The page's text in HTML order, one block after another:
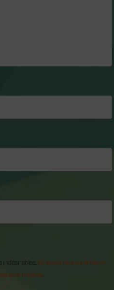
En savoir plus sur la façon
sont traitées